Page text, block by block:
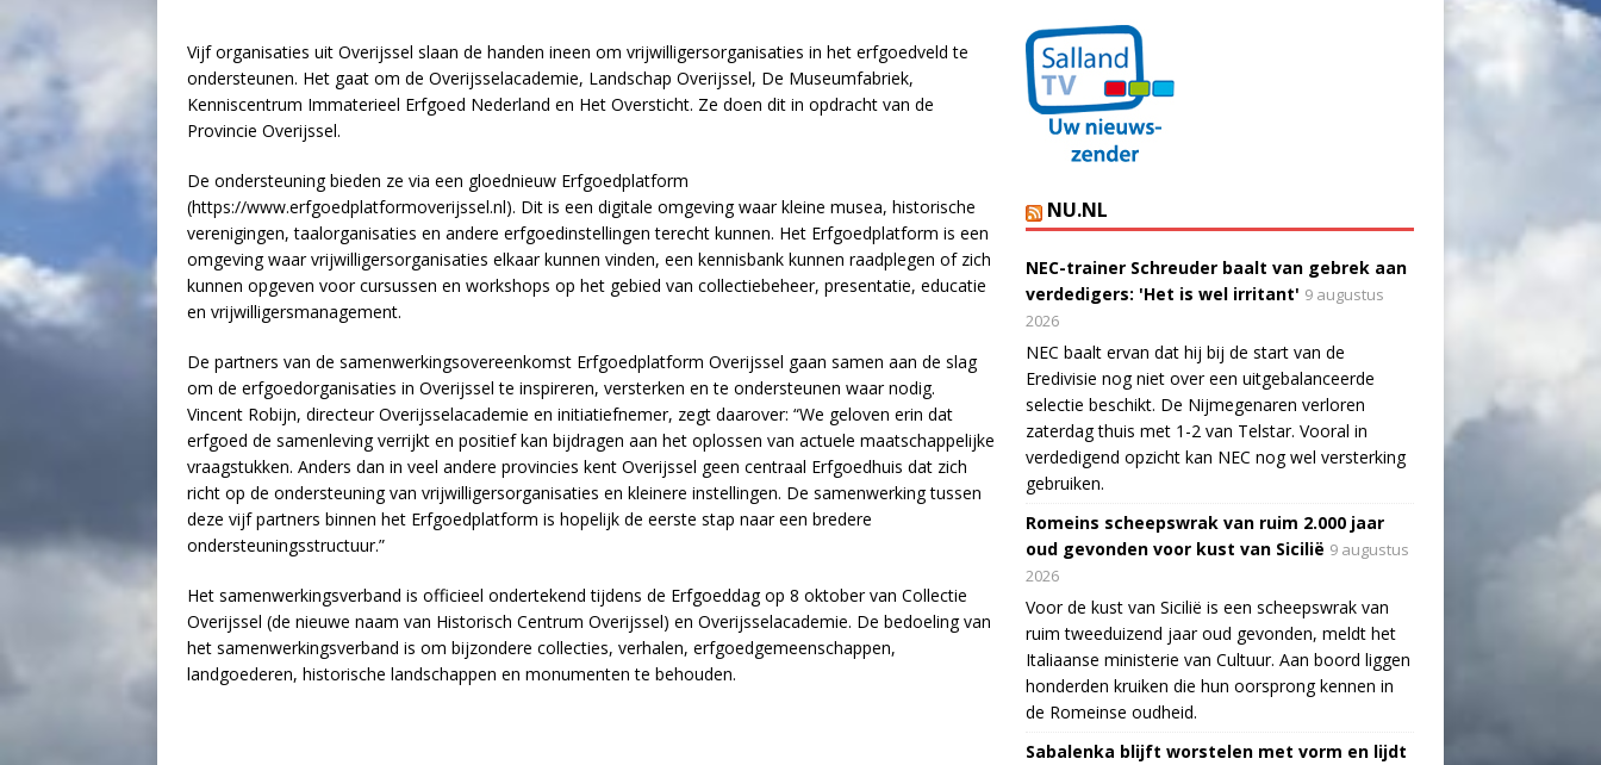
Vijf organisaties uit Overijssel slaan de handen ineen om vrijwilligersorganisaties in het erfgoedveld te
ondersteunen. Het gaat om de Overijsselacademie, Landschap Overijssel, De Museumfabriek,
Kenniscentrum Immaterieel Erfgoed Nederland en Het Oversticht. Ze doen dit in opdracht van de
Provincie Overijssel.
De ondersteuning bieden ze via een gloednieuw Erfgoedplatform
(https://www.erfgoedplatformoverijssel.nl). Dit is een digitale omgeving waar kleine musea, historische
verenigingen, taalorganisaties en andere erfgoedinstellingen terecht kunnen. Het Erfgoedplatform is een
omgeving waar vrijwilligersorganisaties elkaar kunnen vinden, een kennisbank kunnen raadplegen of zich
kunnen opgeven voor cursussen en workshops op het gebied van collectiebeheer, presentatie, educatie
en vrijwilligersmanagement.
De partners van de samenwerkingsovereenkomst Erfgoedplatform Overijssel gaan samen aan de slag
om de erfgoedorganisaties in Overijssel te inspireren, versterken en te ondersteunen waar nodig.
Vincent Robijn, directeur Overijsselacademie en initiatiefnemer, zegt daarover: “We geloven erin dat
erfgoed de samenleving verrijkt en positief kan bijdragen aan het oplossen van actuele maatschappelijke
vraagstukken. Anders dan in veel andere provincies kent Overijssel geen centraal Erfgoedhuis dat zich
richt op de ondersteuning van vrijwilligersorganisaties en kleinere instellingen. De samenwerking tussen
deze vijf partners binnen het Erfgoedplatform is hopelijk de eerste stap naar een bredere
ondersteuningsstructuur.”
Het samenwerkingsverband is officieel ondertekend tijdens de Erfgoeddag op 8 oktober van Collectie
Overijssel (de nieuwe naam van Historisch Centrum Overijssel) en Overijsselacademie. De bedoeling van
het samenwerkingsverband is om bijzondere collecties, verhalen, erfgoedgemeenschappen,
landgoederen, historische landschappen en monumenten te behouden.
NU.NL
NEC-trainer Schreuder baalt van gebrek aan
verdedigers: 'Het is wel irritant' 9 augustus
2026
NEC baalt ervan dat hij bij de start van de
Eredivisie nog niet over een uitgebalanceerde
selectie beschikt. De Nijmegenaren verloren
zaterdag thuis met 1-2 van Telstar. Vooral in
verdedigend opzicht kan NEC nog wel versterking
gebruiken.
Romeins scheepswrak van ruim 2.000 jaar
oud gevonden voor kust van Sicilië 9 augustus
2026
Voor de kust van Sicilië is een scheepswrak van
ruim tweeduizend jaar oud gevonden, meldt het
Italiaanse ministerie van Cultuur. Aan boord liggen
honderden kruiken die hun oorsprong kennen in
de Romeinse oudheid.
Sabalenka blijft worstelen met vorm en lijdt